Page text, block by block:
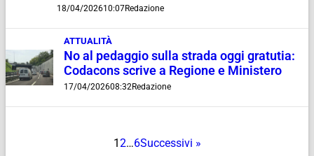
18/04/202610:07Redazione
ATTUALITÀ
No al pedaggio sulla strada oggi gratutia:
Codacons scrive a Regione e Ministero
17/04/202608:32Redazione
12…6Successivi »